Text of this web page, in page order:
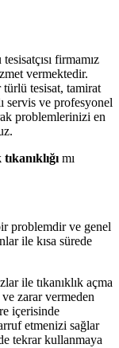
firmamız
vermektedir.
tesisat, tamirat
servis ve profesyonel
problemlerinizi en
mı
problemdir ve genel
ile kısa sürede
ile tıkanıklık açma
zarar vermeden
içerisinde
etmenizi sağlar
tekrar kullanmaya